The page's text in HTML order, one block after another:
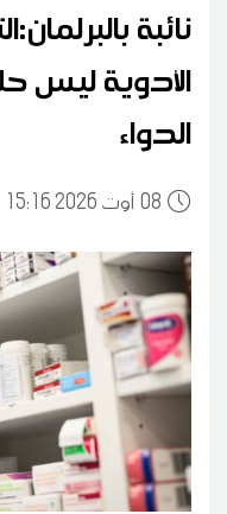
نائبة
الأدوية ليس
الدواء
0815:16 2026 أوت